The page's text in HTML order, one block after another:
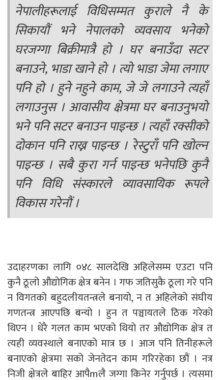
नेपालीहरूलाई विधिसम्मत कुराले नै के
सिकायौं भने नेपालको व्यवसाय भनेको
घरजग्गा बिक्रीमात्रै हो । घर बनाउँदा सटर
बनाउने, भाडा खाने हो । त्यो भाडा जेमा लगाए
पनि हो । हुने नहुने काम, जे जे लगाउने त्यहाँ
लगाउनुस । आवासीय क्षेत्रमा घर बनाउनुभयो
भने पनि सटर बनाउन पाइन्छ । त्यहाँ रक्सीको
दोकान पनि राख्न पाइन्छ । रेस्टुराँ पनि खोल्न
पाइन्छ । सबै कुरा गर्न पाइन्छ भनेपछि कुनै
पनि विधि संस्कारले व्यावसायिक रूपले
विकास गरेनौं ।
उदाहरणका लागि ०४८ सालदेखि अहिलेसम्म एउटा पनि
कुनै ठूलो औद्योगिक क्षेत्र बनेन । गफ जतिसुकै ठूला गरे पनि
न विगतको बहुदलीयतन्त्रले बनायो, न त अहिलेको संघीय
गणतन्त्र आएपछि बन्यो । हुन त पञ्चायतले ठिक गरेको
थिएन । धेरै गलत काम भएको थियो तर औद्योगिक क्षेत्र त
त्यही व्यवस्थाले बनाएको मात्र छ । आज पनि तिनीहरूले
बनाएको क्षेत्रमा सको जेनतेदन काम गरिरहेका छौं । नत्र
निजी क्षेत्रले बाहिर आपैmलै जग्गा किनेर गर्नुपर्छ । त्यसमा